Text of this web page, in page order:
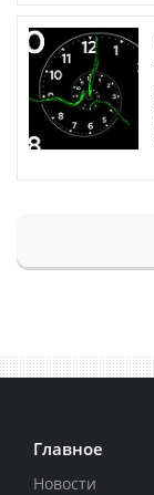
Главное
Новости